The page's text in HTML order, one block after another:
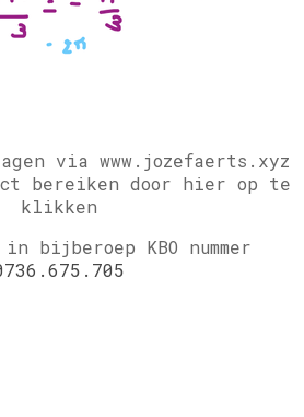
via www.jozefaerts.xyz
bereiken door hier op te
klikken
bijberoep KBO nummer